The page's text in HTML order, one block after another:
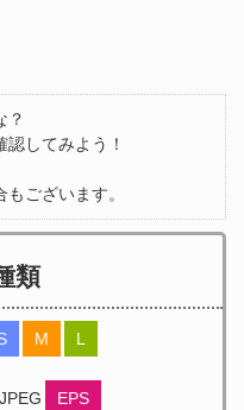
？
してみよう！
ございます。
類
M L
EPS